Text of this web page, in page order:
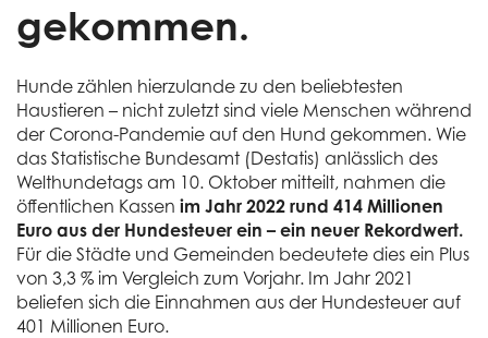
gekommen.
Hunde zählen hierzulande zu den beliebtesten
Haustieren – nicht zuletzt sind viele Menschen während
der Corona-Pandemie auf den Hund gekommen. Wie
das Statistische Bundesamt (Destatis) anlässlich des
Welthundetags am 10. Oktober mitteilt, nahmen die
öffentlichen Kassen im Jahr 2022 rund 414 Millionen
Euro aus der Hundesteuer ein – ein neuer Rekordwert.
Für die Städte und Gemeinden bedeutete dies ein Plus
von 3,3 % im Vergleich zum Vorjahr. Im Jahr 2021
beliefen sich die Einnahmen aus der Hundesteuer auf
401 Millionen Euro.